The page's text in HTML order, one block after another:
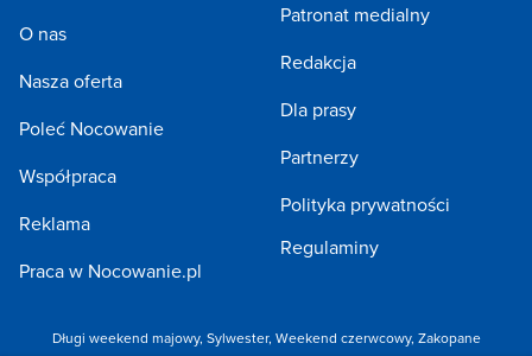
O nas
Nasza oferta
Poleć Nocowanie
Współpraca
Reklama
Praca w Nocowanie.pl
Patronat medialny
Redakcja
Dla prasy
Partnerzy
Polityka prywatności
Regulaminy
Długi weekend majowy, Sylwester, Weekend czerwcowy, Zakopane